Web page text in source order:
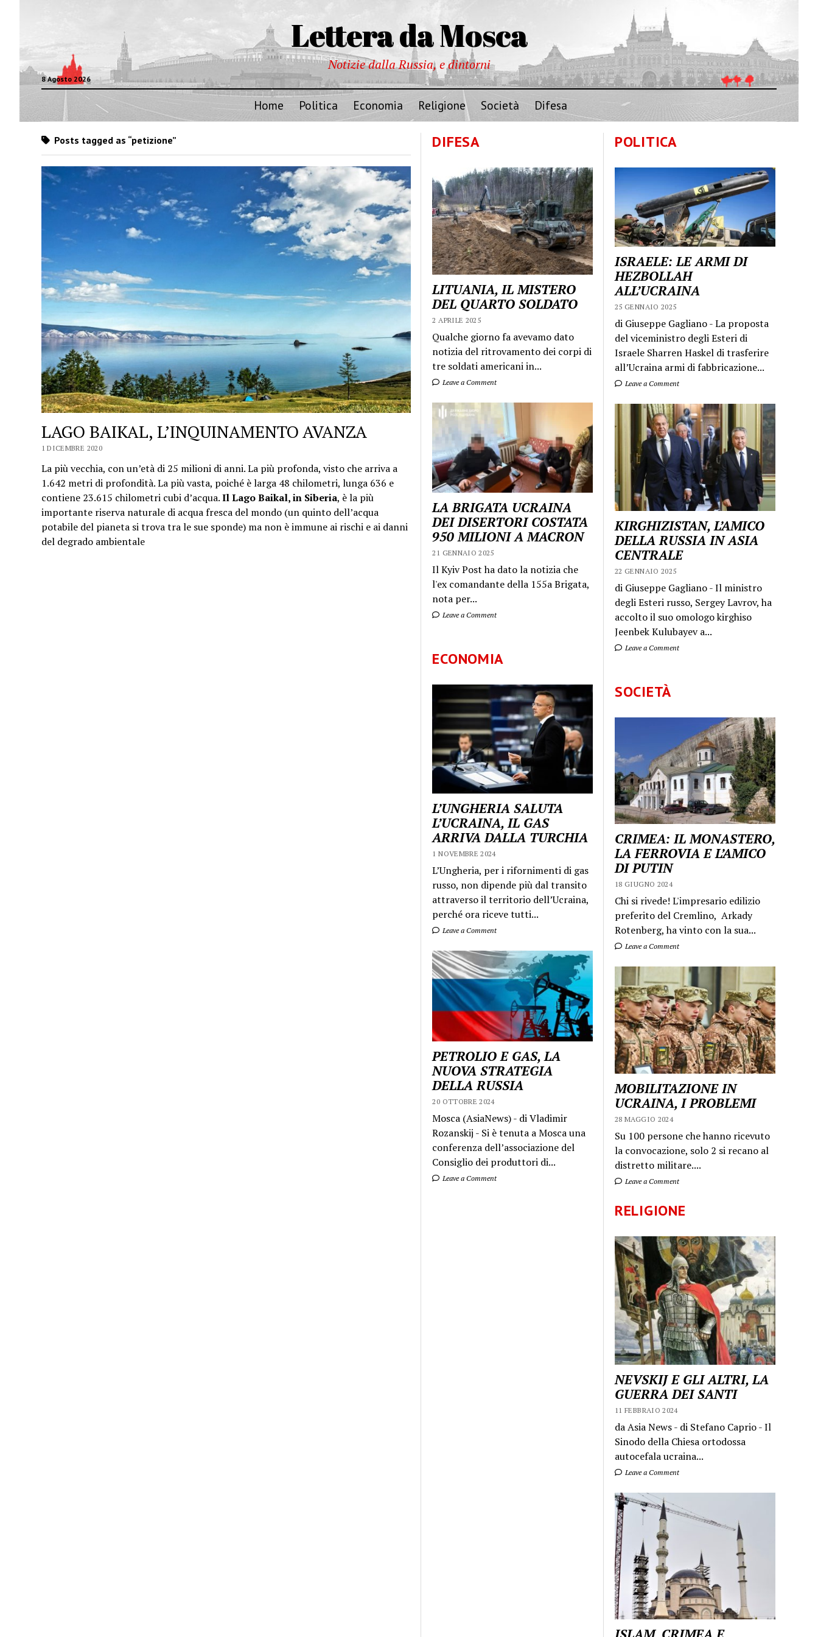
Lettera da Mosca
8 Agosto 2026
Notizie dalla Russia, e dintorni
Home Politica Economia Religione Società Difesa
POLITICA
ISRAELE: LE ARMI DI
HEZBOLLAH
ALL’UCRAINA
25 GENNAIO 2025
di Giuseppe Gagliano - La proposta
del viceministro degli Esteri di
Israele Sharren Haskel di trasferire
all’Ucraina armi di fabbricazione...
Leave a Comment
KIRGHIZISTAN, L’AMICO
DELLA RUSSIA IN ASIA
CENTRALE
22 GENNAIO 2025
di Giuseppe Gagliano - Il ministro
degli Esteri russo, Sergey Lavrov, ha
accolto il suo omologo kirghiso
Jeenbek Kulubayev a...
Leave a Comment
SOCIETÀ
CRIMEA: IL MONASTERO,
LA FERROVIA E L’AMICO
DI PUTIN
18 GIUGNO 2024
Chi si rivede! L'impresario edilizio
preferito del Cremlino, Arkady
Rotenberg, ha vinto con la sua...
Leave a Comment
MOBILITAZIONE IN
UCRAINA, I PROBLEMI
28 MAGGIO 2024
Su 100 persone che hanno ricevuto
la convocazione, solo 2 si recano al
distretto militare....
Leave a Comment
RELIGIONE
NEVSKIJ E GLI ALTRI, LA
GUERRA DEI SANTI
11 FEBBRAIO 2024
da Asia News - di Stefano Caprio - Il
Sinodo della Chiesa ortodossa
autocefala ucraina...
Leave a Comment
Posts tagged as “petizione”
LAGO BAIKAL, L’INQUINAMENTO AVANZA
1 DICEMBRE 2020
La più vecchia, con un’età di 25 milioni di anni. La più profonda, visto che arriva a
1.642 metri di profondità. La più vasta, poiché è larga 48 chilometri, lunga 636 e
contiene 23.615 chilometri cubi d’acqua.Il Lago Baikal, in Siberia, è la più
importante riserva naturale di acqua fresca del mondo (un quinto dell’acqua
potabile del pianeta si trova tra le sue sponde) ma non è immune ai rischi e ai danni
del degrado ambientale
DIFESA
LITUANIA, IL MISTERO
DEL QUARTO SOLDATO
2 APRILE 2025
Qualche giorno fa avevamo dato
notizia del ritrovamento dei corpi di
tre soldati americani in...
Leave a Comment
LA BRIGATA UCRAINA
DEI DISERTORI COSTATA
950 MILIONI A MACRON
21 GENNAIO 2025
Il Kyiv Post ha dato la notizia che
l'ex comandante della 155a Brigata,
nota per...
Leave a Comment
ECONOMIA
L’UNGHERIA SALUTA
L’UCRAINA, IL GAS
ARRIVA DALLA TURCHIA
1 NOVEMBRE 2024
L’Ungheria, per i rifornimenti di gas
russo, non dipende più dal transito
attraverso il territorio dell’Ucraina,
perché ora riceve tutti...
Leave a Comment
PETROLIO E GAS, LA
NUOVA STRATEGIA
DELLA RUSSIA
20 OTTOBRE 2024
Mosca (AsiaNews) - di Vladimir
Rozanskij - Si è tenuta a Mosca una
conferenza dell’associazione del
Consiglio dei produttori di...
Leave a Comment